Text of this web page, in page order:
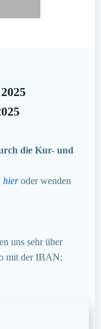
die Kur- und
hieroder wenden
uns sehr über
mit der IBAN: